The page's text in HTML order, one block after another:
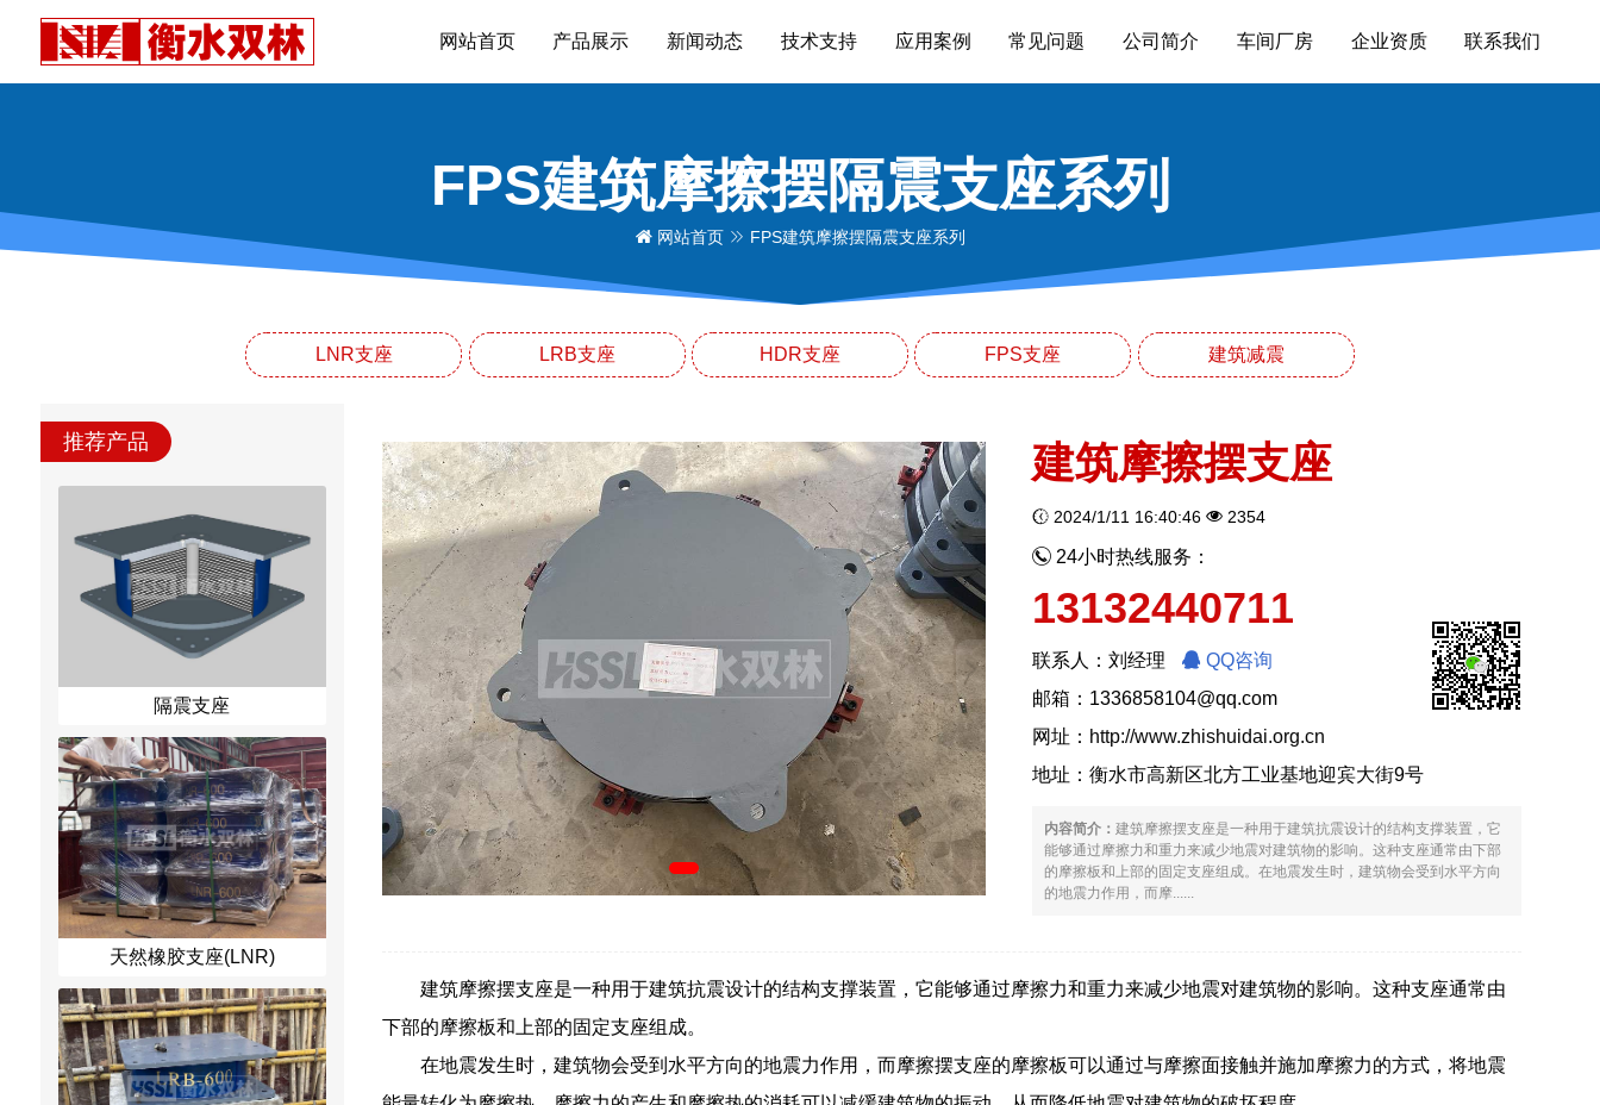
网站首页 产品展示 新闻动态 技术支持 应用案例 常见问题 公司简介 车间厂房 企业资质 联系我们
FPS建筑摩擦摆隔震支座系列
网站首页 FPS建筑摩擦摆隔震支座系列
LNR支座 LRB支座 HDR支座 FPS支座 建筑减震
推荐产品
隔震支座
天然橡胶支座(LNR)
建筑摩擦摆支座
2024/1/11 16:40:46 2354
24小时热线服务：
13132440711
联系人：刘经理
QQ咨询
邮箱：1336858104@qq.com
网址： http://www.zhishuidai.org.cn
地址：衡水市高新区北方工业基地迎宾大街9号
内容简介： 建筑摩擦摆支座是一种用于建筑抗震设计的结构支撑装置，它
能够通过摩擦力和重力来减少地震对建筑物的影响。这种支座通常由下部
的摩擦板和上部的固定支座组成。在地震发生时，建筑物会受到水平方向
的地震力作用，而摩......
建筑摩擦摆支座是一种用于建筑抗震设计的结构支撑装置，它能够通过摩擦力和重力来减少地震对建筑物的影响。这种支座通常由
下部的摩擦板和上部的固定支座组成。
在地震发生时，建筑物会受到水平方向的地震力作用，而摩擦摆支座的摩擦板可以通过与摩擦面接触并施加摩擦力的方式，将地震